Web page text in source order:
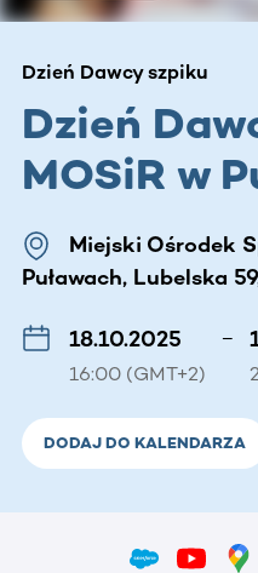
Dzień Dawcy szpiku
Dzień
MOSiR w
Miejski Ośrodek
Puławach, Lubelska
18.10.2025
16:00 (GMT+2)
–
DODAJ DO KALENDARZA